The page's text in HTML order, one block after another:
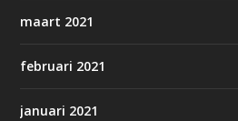
maart 2021
februari 2021
januari 2021